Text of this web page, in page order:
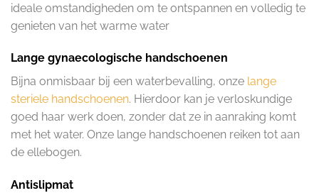
ideale omstandigheden om te ontspannen en volledig te
genieten van het warme water
Lange gynaecologische handschoenen
Bijna onmisbaar bij een waterbevalling, onze lange
steriele handschoenen. Hierdoor kan je verloskundige
goed haar werk doen, zonder dat ze in aanraking komt
met het water. Onze lange handschoenen reiken tot aan
de ellebogen.
Antislipmat